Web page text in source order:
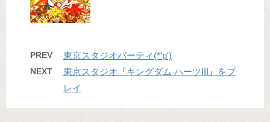
PREV 東京スタジオパーティ(*'p')
NEXT
東京スタジオ『キングダム ハーツIII』をプ
レイ